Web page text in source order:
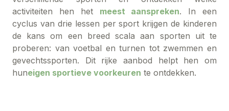
activiteiten hen het
meest aanspreken. In een
cyclus van drie lessen per sport krijgen de kinderen
de kans om een breed scala aan sporten uit te
proberen: van voetbal en turnen tot zwemmen en
gevechtssporten. Dit rijke aanbod helpt hen om
huneigen sportieve voorkeuren te ontdekken.